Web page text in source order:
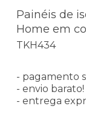
Painéis de
Home em
TKH434
- pagamento
- envio barato!
- entrega